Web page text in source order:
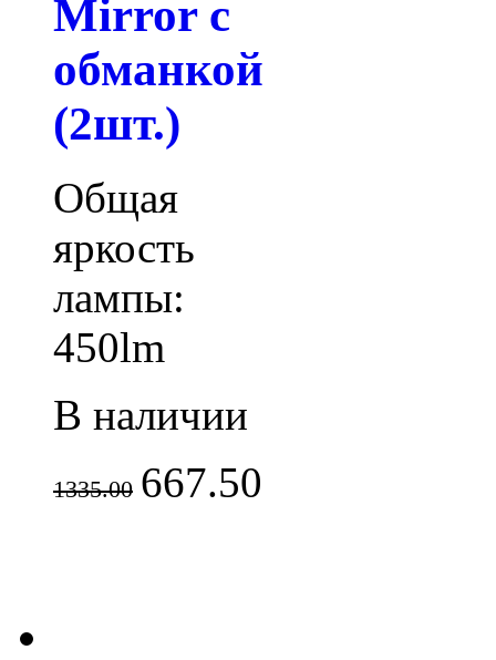
Mirror с
обманкой
(2шт.)
Общая
яркость
лампы:
450lm
В наличии
1335.00 667.50